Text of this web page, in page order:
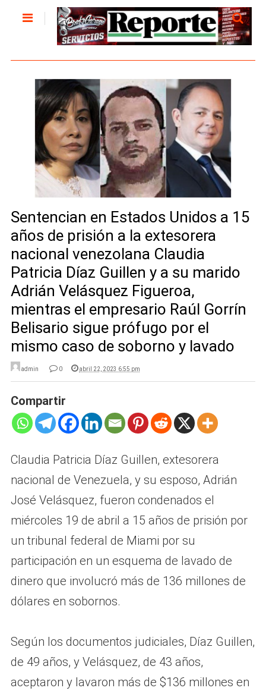
Sentencian en Estados Unidos a 15
años de prisión a la extesorera
nacional venezolana Claudia
Patricia Díaz Guillen y a su marido
Adrián Velásquez Figueroa,
mientras el empresario Raúl Gorrín
Belisario sigue prófugo por el
mismo caso de soborno y lavado
admin 0 abril 22, 2023 6:55 pm
Compartir
Claudia Patricia Díaz Guillen, extesorera
nacional de Venezuela, y su esposo, Adrián
José Velásquez, fueron condenados el
miércoles 19 de abril a 15 años de prisión por
un tribunal federal de Miami por su
participación en un esquema de lavado de
dinero que involucró más de 136 millones de
dólares en sobornos.
Según los documentos judiciales, Díaz Guillen,
de 49 años, y Velásquez, de 43 años,
aceptaron y lavaron más de $136 millones en